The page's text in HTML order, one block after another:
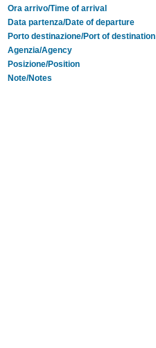
Ora arrivo/Time of arrival
Data partenza/Date of departure
Porto destinazione/Port of destination
Agenzia/Agency
Posizione/Position
Note/Notes